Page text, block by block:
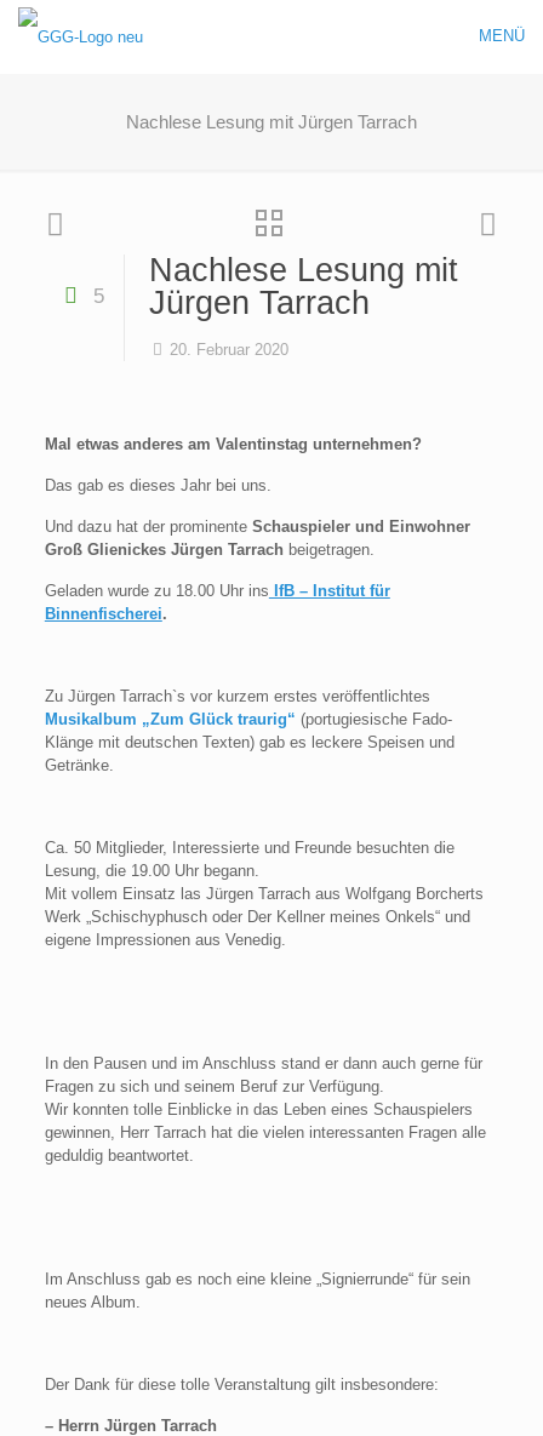
MENÜ
Nachlese Lesung mit Jürgen Tarrach
5
Nachlese Lesung mit
Jürgen Tarrach
20. Februar 2020
Mal etwas anderes am Valentinstag unternehmen?
Das gab es dieses Jahr bei uns.
Und dazu hat der prominente Schauspieler und Einwohner
Groß Glienickes Jürgen Tarrach beigetragen.
Geladen wurde zu 18.00 Uhr ins IfB – Institut für
Binnenfischerei.
Zu Jürgen Tarrach`s vor kurzem erstes veröffentlichtes
Musikalbum „Zum Glück traurig“ (portugiesische Fado-
Klänge mit deutschen Texten) gab es leckere Speisen und
Getränke.
Ca. 50 Mitglieder, Interessierte und Freunde besuchten die
Lesung, die 19.00 Uhr begann.
Mit vollem Einsatz las Jürgen Tarrach aus Wolfgang Borcherts
Werk „Schischyphusch oder Der Kellner meines Onkels“ und
eigene Impressionen aus Venedig.
In den Pausen und im Anschluss stand er dann auch gerne für
Fragen zu sich und seinem Beruf zur Verfügung.
Wir konnten tolle Einblicke in das Leben eines Schauspielers
gewinnen, Herr Tarrach hat die vielen interessanten Fragen alle
geduldig beantwortet.
Im Anschluss gab es noch eine kleine „Signierrunde“ für sein
neues Album.
Der Dank für diese tolle Veranstaltung gilt insbesondere:
– Herrn Jürgen Tarrach